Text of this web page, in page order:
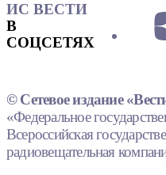
ИС ВЕСТИ
В
СОЦСЕТЯХ
© Сетевое издание
«Федеральное
Всероссийская
радиовещательная